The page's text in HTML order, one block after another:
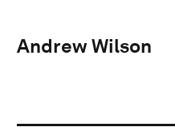
Andrew Wilson